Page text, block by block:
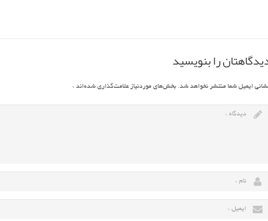
را بنویسید
ایمیل شما منتشر نخواهد شد. بخش‌های موردنیاز علامت‌گذاری شده‌اند *